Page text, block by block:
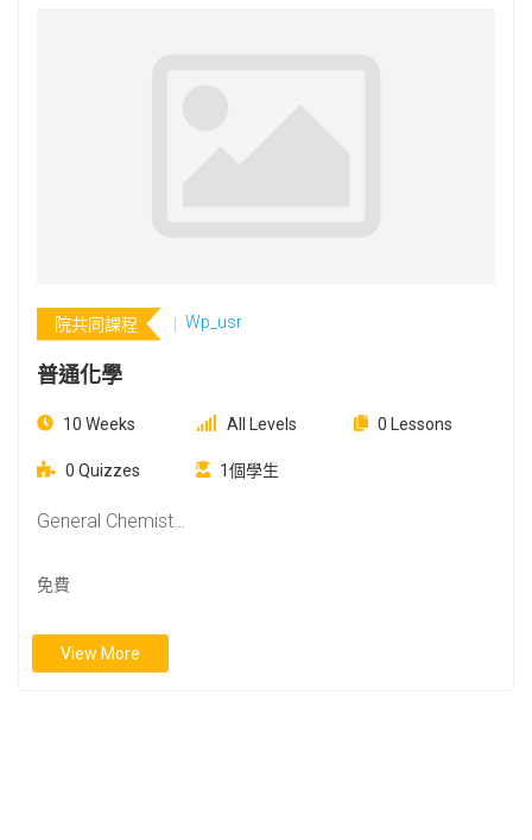
院共同課程 Wp_usr
普通化學
10 Weeks All Levels 0 Lessons
0 Quizzes 1個學生
General Chemist…
免費
View More